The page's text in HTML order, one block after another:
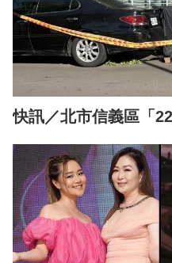
快訊／北市信義區「